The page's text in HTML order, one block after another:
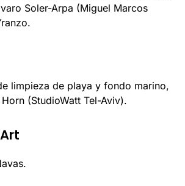
Soler-Arpa (Miguel Marcos
limpieza de playa y fondo marino,
(StudioWatt Tel-Aviv).